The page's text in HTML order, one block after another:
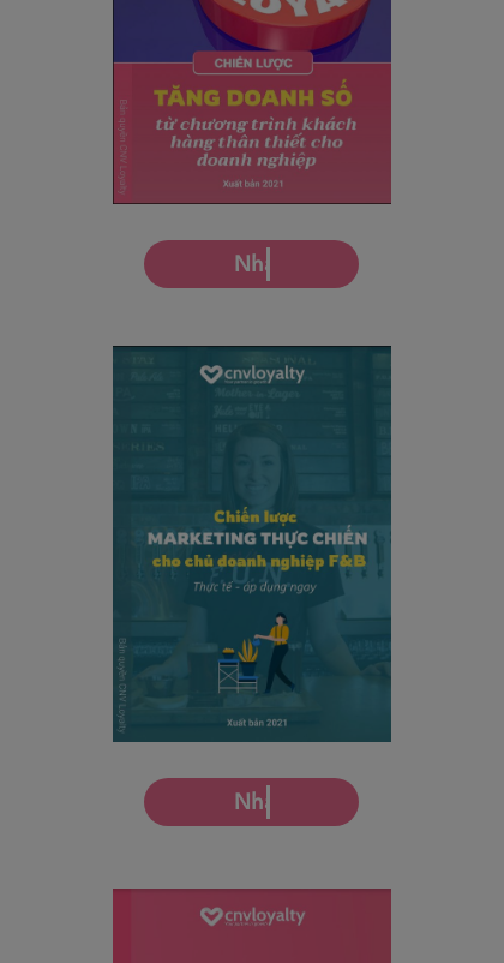
Nhận miễn phí
Nhận miễn phí